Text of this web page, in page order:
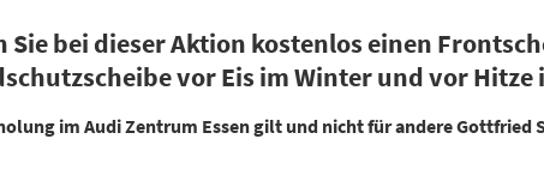
bei dieser Aktion kostenlos einen
vor Eis im Winter und vor Hitze
im Audi Zentrum Essen gilt und nicht für andere Gottfried